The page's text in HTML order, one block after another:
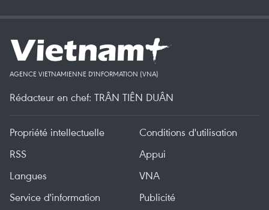
AGENCE VIETNAMIENNE D'INFORMATION (VNA)
Rédacteur en chef: TRÂN TIÊN DUÂN
Propriété intellectuelle
Conditions d'utilisation
RSS
Appui
Langues
VNA
Service d'information
Publicité